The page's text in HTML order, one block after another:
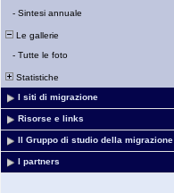
- Sintesi annuale
Le gallerie
- Tutte le foto
Statistiche
I siti di migrazione
Risorse e links
Il Gruppo di studio della migrazione
I partners